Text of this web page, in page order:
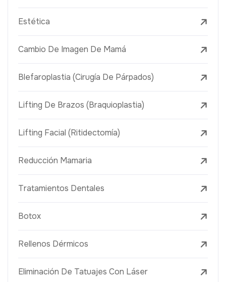
Estética
Cambio De Imagen De Mamá
Blefaroplastia (Cirugía De Párpados)
Lifting De Brazos (Braquioplastia)
Lifting Facial (Ritidectomía)
Reducción Mamaria
Tratamientos Dentales
Botox
Rellenos Dérmicos
Eliminación De Tatuajes Con Láser